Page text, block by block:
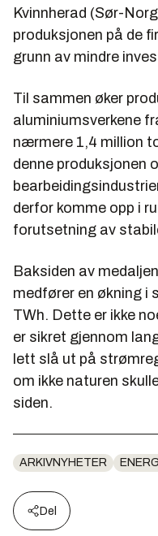
Kvinnherad (Sør-
produksjonen på de
grunn av mindre
Til sammen øker
aluminiumsverkene
nærmere 1,4 million
denne produksjonen
derfor komme opp i
forutsetning av
Baksiden av
medfører en økning i
TWh. Dette er ikke
er sikret gjennom
lett slå ut på
om ikke naturen
siden.
ARKIVNYHETER ENERGI
Del